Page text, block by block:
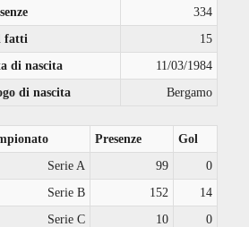
334
fatti
15
di nascita
11/03/1984
di nascita
Bergamo
Presenze
Gol
Serie A
99
0
Serie B
152
14
Serie C
10
0